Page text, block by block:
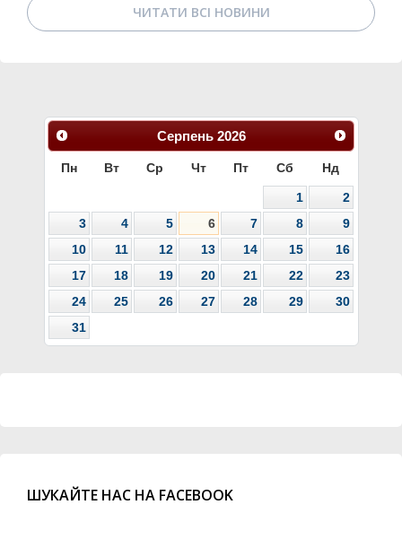
ЧИТАТИ ВСІ НОВИНИ
Серпень 2026
Пн Вт Ср Чт Пт Сб Нд
1
2
3
4 5 6 7 8
9
10
11 12 13 14 15
16
17
18 19 20 21 22
23
24
25 26 27 28 29
30
31
ШУКАЙТЕ НАС НА FACEBOOK